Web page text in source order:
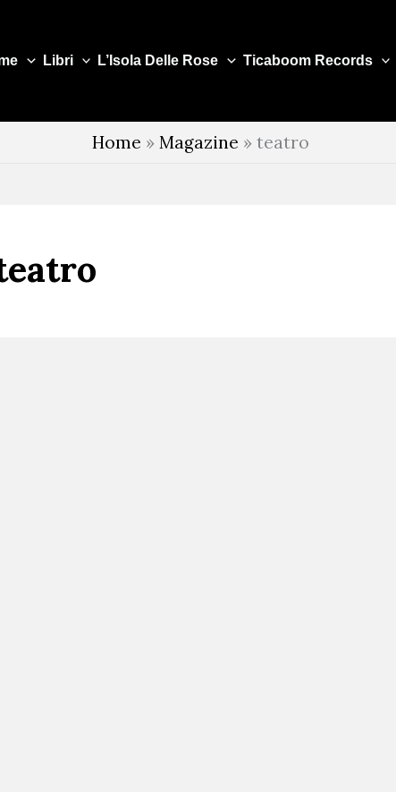
Libri L’Isola Delle Rose Ticaboom Records
Home » Magazine » teatro